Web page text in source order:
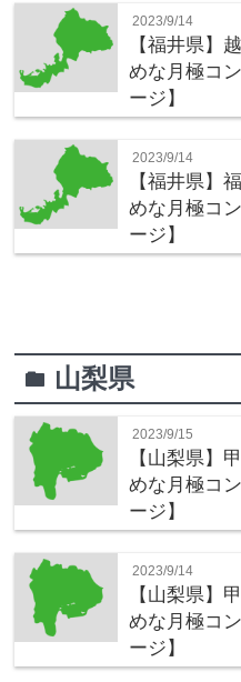
2023/9/14
【福井県】
めな月極コ
ージ】
2023/9/14
【福井県】
めな月極コ
ージ】
folder 山梨県
2023/9/15
【山梨県】
めな月極コ
ージ】
2023/9/14
【山梨県】
めな月極コ
ージ】